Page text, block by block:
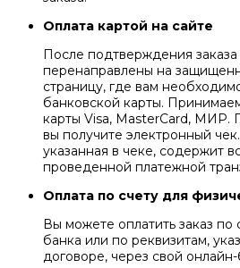
Оплата картой на сайте
После подтверждения
перенаправлены на
страницу, где вам
банковской карты.
карты Visa, MasterCard, МИР.
вы получите электронный
указанная в чеке, содержит
проведенной платежной
Оплата по счету для
Вы можете оплатить заказ по
банка или по реквизитам,
договоре, через свой онлайн-